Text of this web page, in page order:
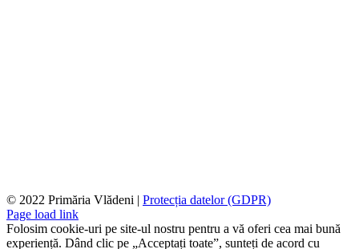
© 2022 Primăria Vlădeni | Protecția datelor (GDPR)
Page load link
Folosim cookie-uri pe site-ul nostru pentru a vă oferi cea mai bună
experiență. Dând clic pe „Acceptați toate”, sunteți de acord cu